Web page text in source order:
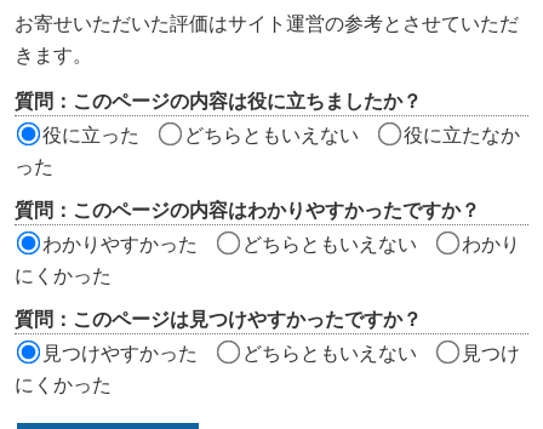
ン
ツ
価
ア
お寄せいただいた評価はサイト運営の参考とさせていただ
きます。
質問：このページの内容は役に立ちましたか？
役に立った
どちらともいえない
役に立たなか
った
質問：このページの内容はわかりやすかったですか？
わかりやすかった
どちらともいえない
わかり
にくかった
質問：このページは見つけやすかったですか？
見つけやすかった
どちらともいえない
見つけ
にくかった